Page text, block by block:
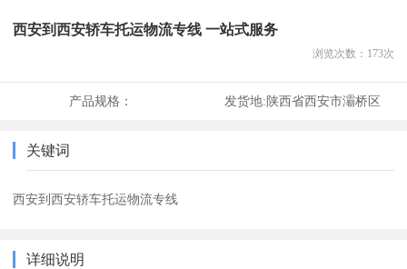
西安到西安轿车托运物流专线 一站式服务
浏览次数： 173次
产品规格： 发货地:陕西省西安市灞桥区
关键词
西安到西安轿车托运物流专线
详细说明